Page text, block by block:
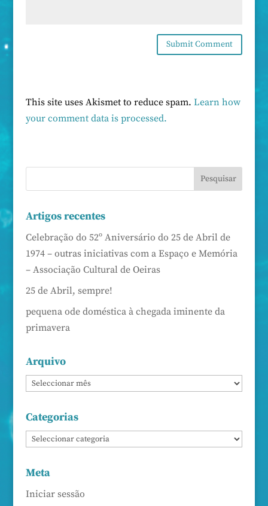
This site uses Akismet to reduce spam. Learn how
your comment data is processed.
Artigos recentes
Celebração do 52º Aniversário do 25 de Abril de
1974 – outras iniciativas com a Espaço e Memória
– Associação Cultural de Oeiras
25 de Abril, sempre!
pequena ode doméstica à chegada iminente da
primavera
Arquivo
Categorias
Meta
Iniciar sessão